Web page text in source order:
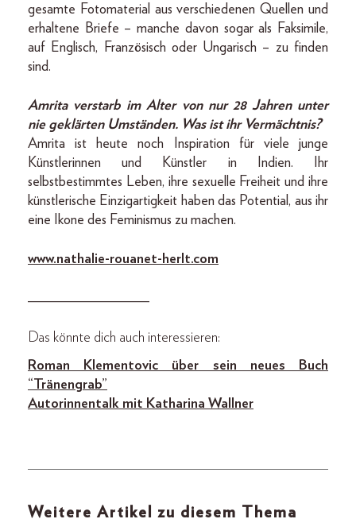
gesamte Fotomaterial aus verschiedenen Quellen und
erhaltene Briefe – manche davon sogar als Faksimile,
auf Englisch, Französisch oder Ungarisch – zu finden
sind.
Amrita verstarb im Alter von nur 28 Jahren unter
nie geklärten Umständen. Was ist ihr Vermächtnis?
Amrita ist heute noch Inspiration für viele junge
Künstlerinnen und Künstler in Indien. Ihr
selbstbestimmtes Leben, ihre sexuelle Freiheit und ihre
künstlerische Einzigartigkeit haben das Potential, aus ihr
eine Ikone des Feminismus zu machen.
www.nathalie-rouanet-herlt.com
_________________
Das könnte dich auch interessieren:
Roman Klementovic über sein neues Buch
“Tränengrab”
Autorinnentalk mit Katharina Wallner
Weitere Artikel zu diesem Thema